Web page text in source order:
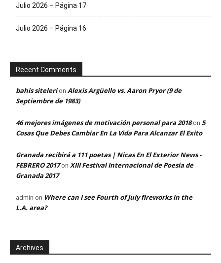
Julio 2026 – Página 17
Julio 2026 – Página 16
Recent Comments
bahis sitelerion Alexis Argüello vs. Aaron Pryor (9 de
Septiembre de 1983)
46 mejores imágenes de motivación personal para 2018on 5
Cosas Que Debes Cambiar En La Vida Para Alcanzar El Exito
Granada recibirá a 111 poetas | Nicas En El Exterior News -
FEBRERO 2017on XIII Festival Internacional de Poesía de
Granada 2017
admin on Where can I see Fourth of July fireworks in the
L.A. area?
Archives